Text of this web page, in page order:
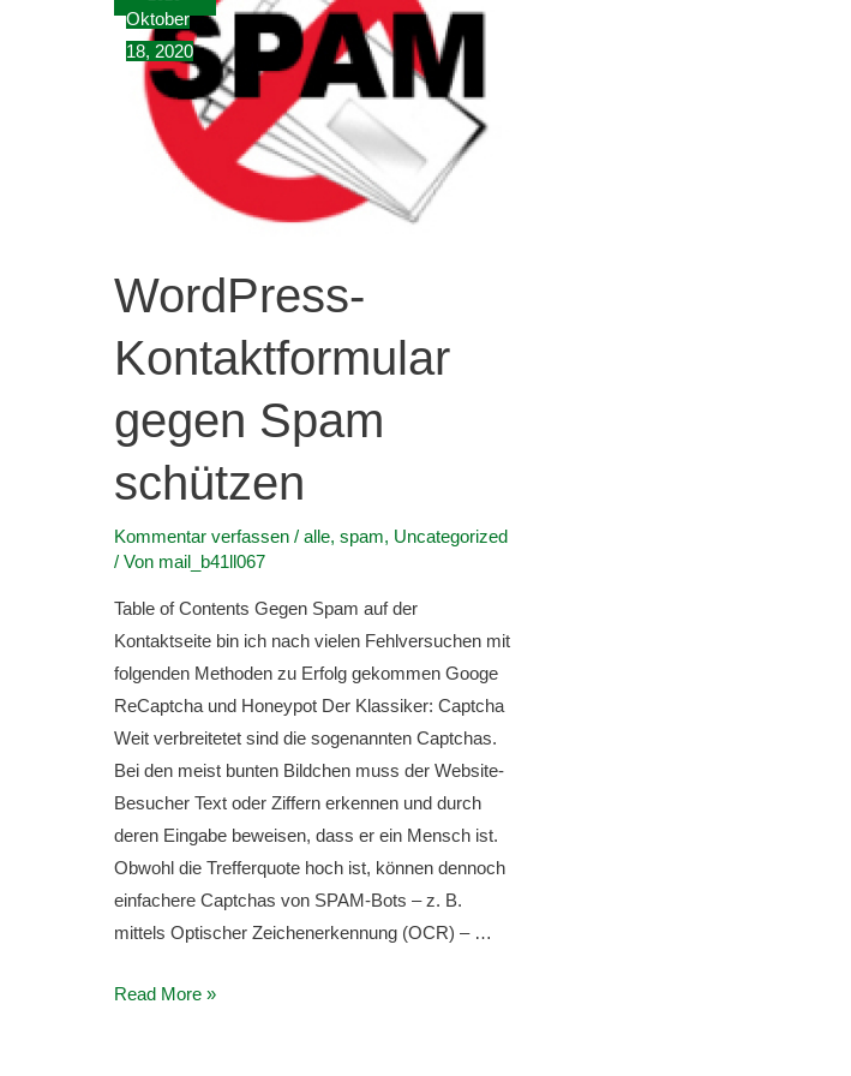
Oktober
18, 2020
WordPress-
Kontaktformular
gegen Spam
schützen
Kommentar verfassen / alle, spam, Uncategorized
/ Von mail_b41ll067
Table of Contents Gegen Spam auf der
Kontaktseite bin ich nach vielen Fehlversuchen mit
folgenden Methoden zu Erfolg gekommen Googe
ReCaptcha und Honeypot Der Klassiker: Captcha
Weit verbreitetet sind die sogenannten Captchas.
Bei den meist bunten Bildchen muss der Website-
Besucher Text oder Ziffern erkennen und durch
deren Eingabe beweisen, dass er ein Mensch ist.
Obwohl die Trefferquote hoch ist, können dennoch
einfachere Captchas von SPAM-Bots – z. B.
mittels Optischer Zeichenerkennung (OCR) – …
WordPress-
Read More »